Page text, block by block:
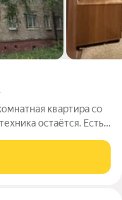
квартира со
остаётся. Есть
сады,